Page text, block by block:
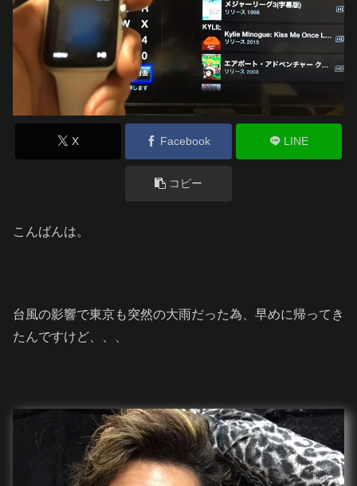
X Facebook LINE
コピー
こんばんは。
台風の影響で東京も突然の大雨だった為、早めに帰ってき
たんですけど、、、